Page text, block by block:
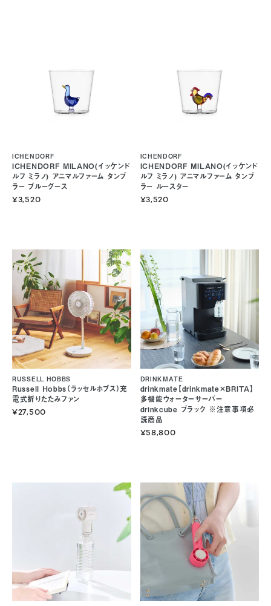
ICHENDORF MILANO(イッケンド
ルフ ミラノ) アニマルファーム タンブ
ラー ブルーグース
ICHENDORF
¥3,520
ICHENDORF MILANO(イッケンド
ルフ ミラノ) アニマルファーム タンブ
ラー ルースター
ICHENDORF
¥3,520
Russell Hobbs（ラッセルホブス）充
電式折りたたみファン
RUSSELL HOBBS
¥27,500
drinkmate【drinkmate×BRITA】
多機能ウォーターサーバー
drinkcube ブラック ※注意事項必
読商品
DRINKMATE
¥58,800